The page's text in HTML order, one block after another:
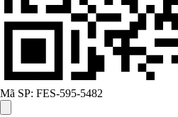
Mã SP: FES-595-5482